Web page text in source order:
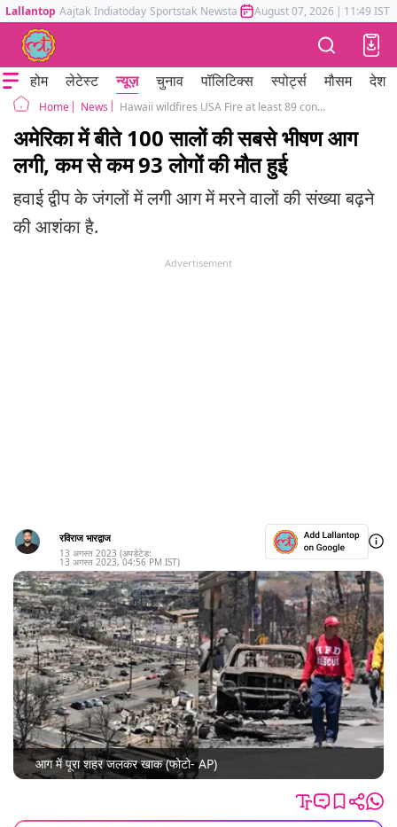
Lallantop Aajtak Indiatoday Sportstak Newstak Mumbai Tak Astrotak
August 07, 2026 | 11:49 IST
होम लेटेस्ट न्यूज़ चुनाव पॉलिटिक्स स्पोर्ट्स मौसम देश
Home News Hawaii wildfires USA Fire at least 89 confirmed killed deadliest US blaze in 100 years
अमेरिका में बीते 100 सालों की सबसे भीषण आग
लगी, कम से कम 93 लोगों की मौत हुई
हवाई द्वीप के जंगलों में लगी आग में मरने वालों की संख्या बढ़ने
की आशंका है.
Advertisement
रविराज भारद्वाज
13 अगस्त 2023 (अपडेटेड:
13 अगस्त 2023, 04:56 PM IST)
आग में पूरा शहर जलकर खाक (फोटो- AP)